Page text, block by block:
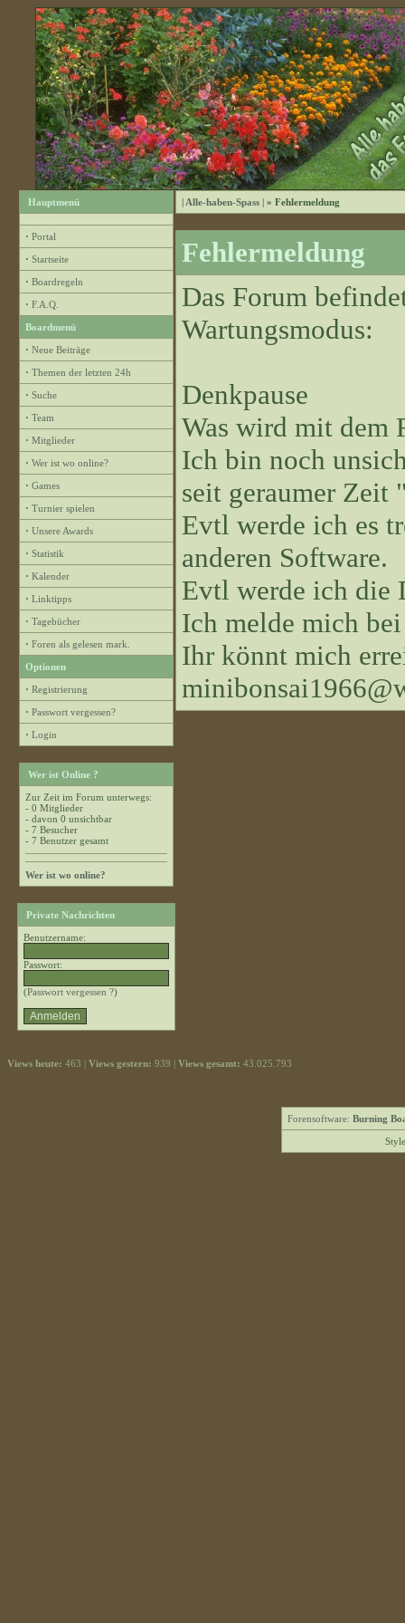
Hauptmenü
· Portal
· Startseite
· Boardregeln
· F.A.Q.
Boardmenü
· Neue Beiträge
· Themen der letzten 24h
· Suche
· Team
· Mitglieder
· Wer ist wo online?
· Games
· Turnier spielen
· Unsere Awards
· Statistik
· Kalender
· Linktipps
· Tagebücher
· Foren als gelesen mark.
Optionen
· Registrierung
· Passwort vergessen?
· Login
Wer ist Online ?
Zur Zeit im Forum unterwegs:
- 0 Mitglieder
- davon 0 unsichtbar
- 7 Besucher
- 7 Benutzer gesamt
Wer ist wo online?
Private Nachrichten
Benutzername:
Passwort:
(Passwort vergessen ?)
| Alle-haben-Spass | » Fehlermeldung
Fehlermeldung
Das Forum
Wartungsmodus:
Denkpause
Was wird mit dem
Ich bin noch
seit geraumer Zeit
Evtl werde ich es
anderen Software.
Evtl werde ich die
Ich melde mich
Ihr könnt mich
Views heute: 463 | Views gestern: 939 | Views gesamt: 43.025.793
Forensoftware: Burning